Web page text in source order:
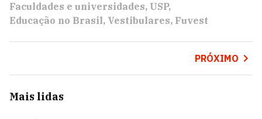
Faculdades e universidades USP
Educação no Brasil Vestibulares Fuvest
PRÓXIMO
Mais lidas